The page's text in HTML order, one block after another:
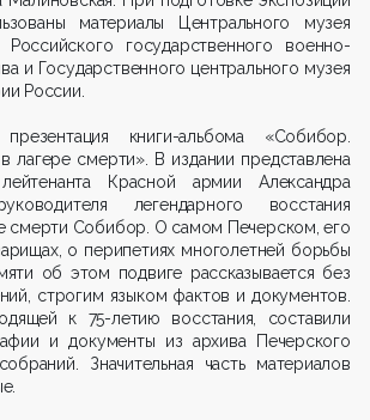
материалы Центрального музея
государственного военно-
и Государственного центрального музея
России.
книги-альбома «Собибор.
лагере смерти». В издании представлена
Красной армии Александра
легендарного восстания
смерти Собибор. О самом Печерском, его
о перипетиях многолетней борьбы
об этом подвиге рассказывается без
строгим языком фактов и документов.
к 75-летию восстания, составили
и документы из архива Печерского
Значительная часть материалов